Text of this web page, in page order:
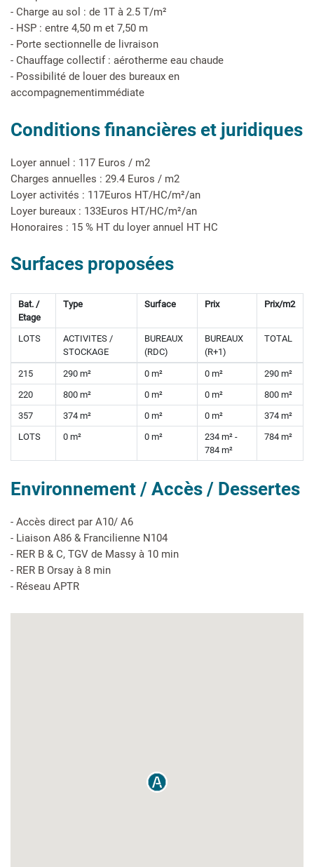
- Charge au sol : de 1T à 2.5 T/m²
- HSP : entre 4,50 m et 7,50 m
- Porte sectionnelle de livraison
- Chauffage collectif : aérotherme eau chaude
- Possibilité de louer des bureaux en
accompagnementimmédiate
Conditions financières et juridiques
Loyer annuel : 117 Euros / m2
Charges annuelles : 29.4 Euros / m2
Loyer activités : 117Euros HT/HC/m²/an
Loyer bureaux : 133Euros HT/HC/m²/an
Honoraires : 15 % HT du loyer annuel HT HC
Surfaces proposées
Bat. /
Etage
Type Surface Prix Prix/m2
LOTS
ACTIVITES /
STOCKAGE
BUREAUX
(RDC)
BUREAUX
(R+1)
TOTAL
215 290 m² 0 m² 0 m²
290 m²
220
800 m² 0 m² 0 m²
800 m²
357
374 m² 0 m² 0 m²
374 m²
LOTS
0 m² 0 m²
234 m² -
784 m²
784 m²
Environnement / Accès / Dessertes
- Accès direct par A10/ A6
- Liaison A86 & Francilienne N104
- RER B & C, TGV de Massy à 10 min
- RER B Orsay à 8 min
- Réseau APTR